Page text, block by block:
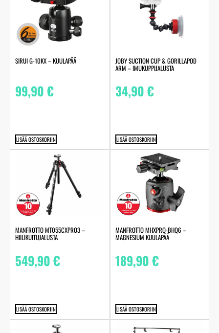
SIRUI G-10KX – KUULAPÄÄ
99,90€
LISÄÄ OSTOSKORIIN
JOBY SUCTION CUP & GORILLAPOD
ARM – IMUKUPPIJALUSTA
34,90€
LISÄÄ OSTOSKORIIN
MANFROTTO MT055CXPRO3 –
HIILIKUITUJALUSTA
549,90€
LISÄÄ OSTOSKORIIN
MANFROTTO MHXPRO-BHQ6 –
MAGNESIUM KUULAPÄÄ
189,90€
LISÄÄ OSTOSKORIIN